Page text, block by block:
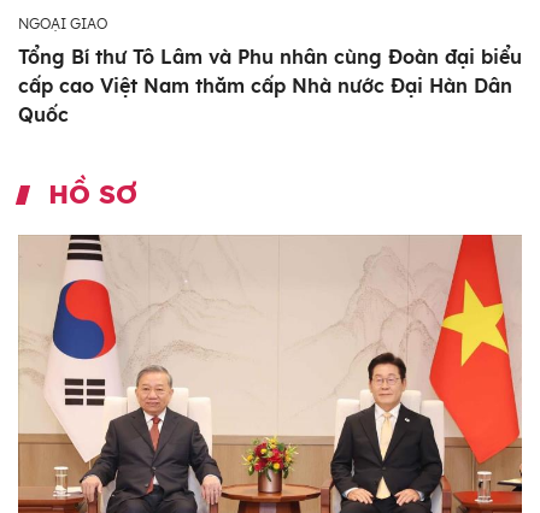
NGOẠI GIAO
Tổng Bí thư Tô Lâm và Phu nhân cùng Đoàn đại biểu
cấp cao Việt Nam thăm cấp Nhà nước Đại Hàn Dân
Quốc
HỒ SƠ